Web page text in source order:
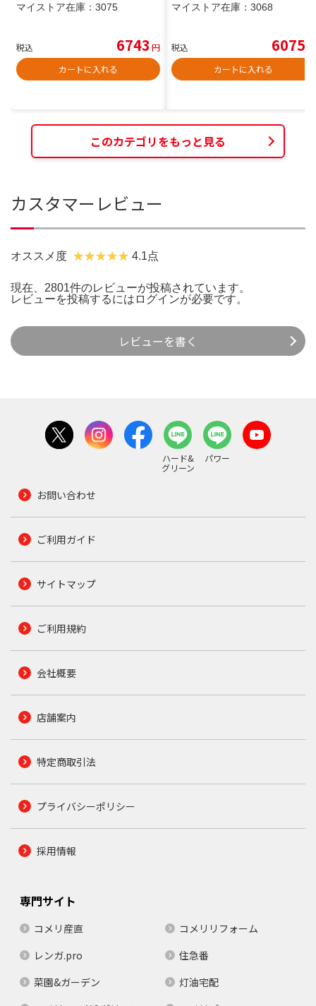
マイストア在庫： 3075
税込 6743 円
カートに入れる
マイストア在庫： 3068
税込 6075
カートに入れる
このカテゴリをもっと見る
カスタマーレビュー
オススメ度 4.1点
現在、2801件のレビューが投稿されています。
レビューを投稿するには ログインが必要です。
レビューを書く
ハード&
グリーン
パワー
お問い合わせ
ご利用ガイド
サイトマップ
ご利用規約
会社概要
店舗案内
特定商取引法
プライバシーポリシー
採用情報
専門サイト
コメリ産直
コメリリフォーム
レンガ.pro
住急番
菜園&ガーデン
灯油宅配